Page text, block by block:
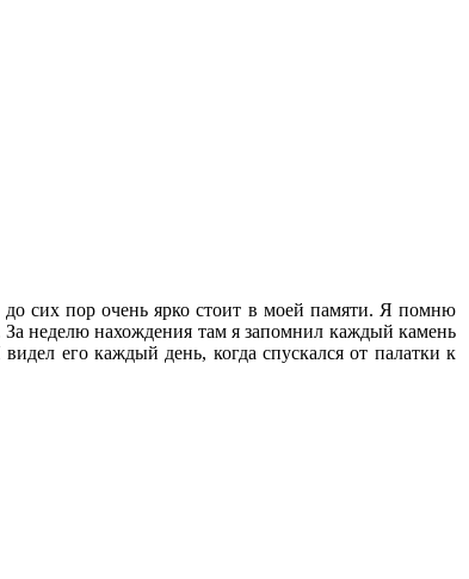
сих пор очень ярко стоит в моей памяти. Я помню
За неделю нахождения там я запомнил каждый камень
его каждый день, когда спускался от палатки к